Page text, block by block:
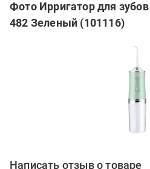
Фото Ирригатор для
482 Зеленый (101116)
Написать отзыв о товаре